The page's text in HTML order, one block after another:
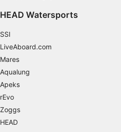
HEAD Watersports
SSI
LiveAboard.com
Mares
Aqualung
Apeks
rEvo
Zoggs
HEAD